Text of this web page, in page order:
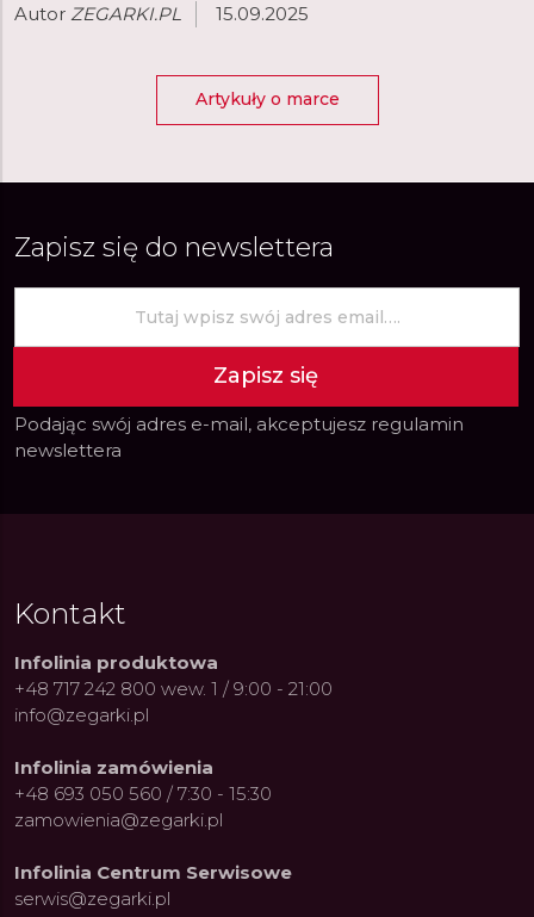
Autor ZEGARKI.PL 15.09.2025
Artykuły o marce
Zapisz się do newslettera
Zapisz się
Podając swój adres e-mail, akceptujesz regulamin
newslettera
Kontakt
Infolinia produktowa
+48 717 242 800 wew. 1 / 9:00 - 21:00
info@zegarki.pl
Infolinia zamówienia
+48 693 050 560 / 7:30 - 15:30
zamowienia@zegarki.pl
Infolinia Centrum Serwisowe
serwis@zegarki.pl